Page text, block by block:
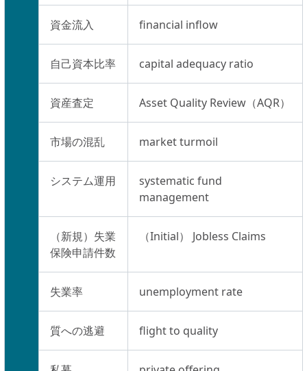
資金流入 financial inflow
自己資本比率 capital adequacy ratio
資産査定 Asset Quality Review（AQR）
市場の混乱 market turmoil
システム運用
systematic fund
management
（新規）失業
保険申請件数
（Initial） Jobless Claims
失業率 unemployment rate
質への逃避 flight to quality